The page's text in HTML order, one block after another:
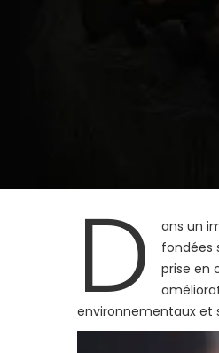
D
ans un
fondées
prise en
environnementaux et